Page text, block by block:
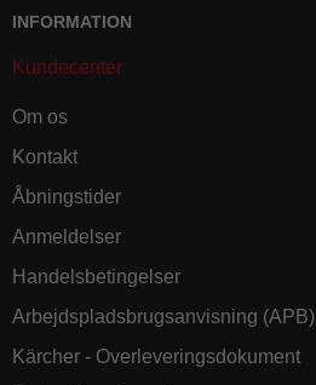
INFORMATION
Kundecenter
Om os
Kontakt
Åbningstider
Anmeldelser
Handelsbetingelser
Arbejdspladsbrugsanvisning (APB)
Kärcher - Overleveringsdokument